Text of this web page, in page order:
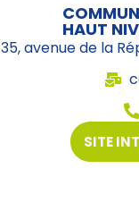
HAUT
35, avenue de la
SITE